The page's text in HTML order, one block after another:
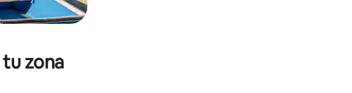
zona